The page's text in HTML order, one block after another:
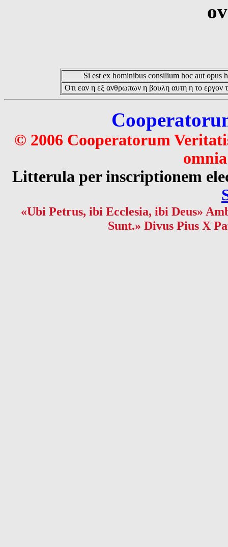
Si est ex hominibus consilium hoc aut opus
Οτι εαν η εξ ανθρωπων η βουλη αυτη η το εργον
© 2006 Cooperatorum
Litterula per inscriptionem
«Ubi Petrus, ibi Ecclesia, ibi Deus»
Sunt.» Divus Pius X